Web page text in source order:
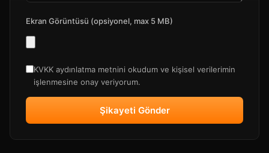
Ekran Görüntüsü (opsiyonel, max 5 MB)
KVKK aydınlatma metnini okudum ve kişisel verilerimin
işlenmesine onay veriyorum.
Şikayeti Gönder